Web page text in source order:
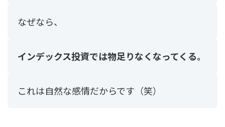
なぜなら、
インデックス投資では物足りなくなってくる。
これは自然な感情だからです（笑）